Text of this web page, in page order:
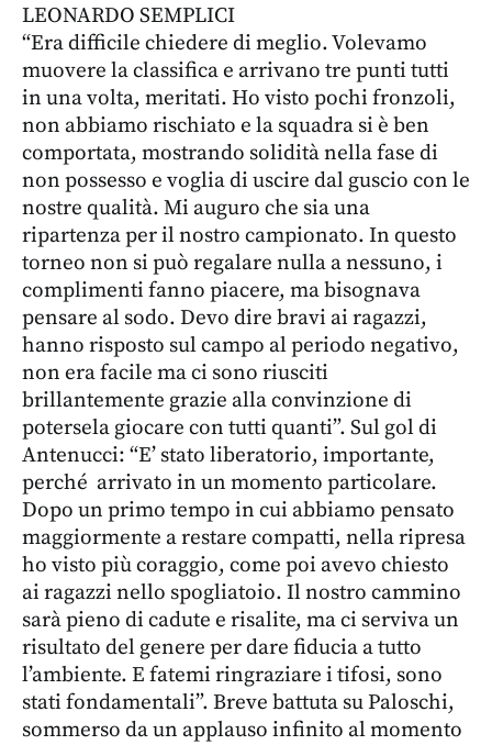
LEONARDO SEMPLICI
“Era difficile chiedere di meglio. Volevamo
muovere la classifica e arrivano tre punti tutti
in una volta, meritati. Ho visto pochi fronzoli,
non abbiamo rischiato e la squadra si è ben
comportata, mostrando solidità nella fase di
non possesso e voglia di uscire dal guscio con le
nostre qualità. Mi auguro che sia una
ripartenza per il nostro campionato. In questo
torneo non si può regalare nulla a nessuno, i
complimenti fanno piacere, ma bisognava
pensare al sodo. Devo dire bravi ai ragazzi,
hanno risposto sul campo al periodo negativo,
non era facile ma ci sono riusciti
brillantemente grazie alla convinzione di
potersela giocare con tutti quanti”. Sul gol di
Antenucci: “E’ stato liberatorio, importante,
perché arrivato in un momento particolare.
Dopo un primo tempo in cui abbiamo pensato
maggiormente a restare compatti, nella ripresa
ho visto più coraggio, come poi avevo chiesto
ai ragazzi nello spogliatoio. Il nostro cammino
sarà pieno di cadute e risalite, ma ci serviva un
risultato del genere per dare fiducia a tutto
l’ambiente. E fatemi ringraziare i tifosi, sono
stati fondamentali”. Breve battuta su Paloschi,
sommerso da un applauso infinito al momento